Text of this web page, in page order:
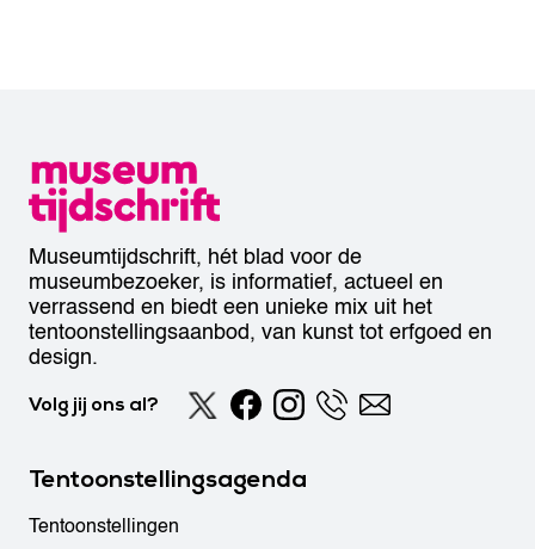
Museumtijdschrift, hét blad voor de
museumbezoeker, is informatief, actueel en
verrassend en biedt een unieke mix uit het
tentoonstellingsaanbod, van kunst tot erfgoed en
design.
Volg jij ons al?
Tentoonstellingsagenda
Tentoonstellingen